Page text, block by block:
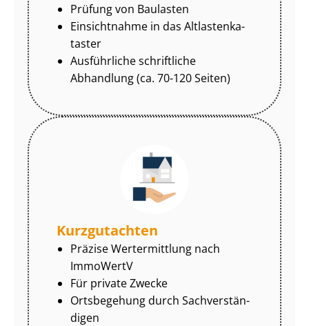
Prüfung von Baulasten
Einsichtnahme in das Alt­las­ten­ka­
tas­ter
Ausführliche schriftliche
Abhandlung (ca. 70-120 Seiten)
Kurzgutachten
Präzise Wertermittlung nach
ImmoWertV
Für private Zwecke
Ortsbegehung durch Sach­ver­stän­
di­gen